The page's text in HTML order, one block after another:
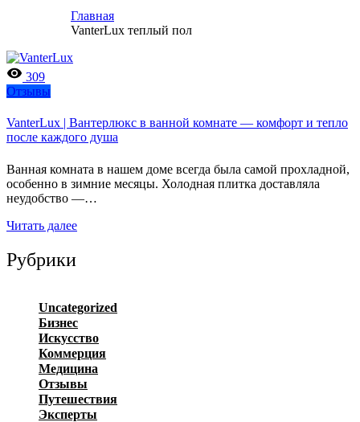
Главная
VanterLux теплый пол
309
Отзывы
VanterLux | Вантерлюкс в ванной комнате — комфорт и тепло
после каждого душа
Ванная комната в нашем доме всегда была самой прохладной,
особенно в зимние месяцы. Холодная плитка доставляла
неудобство —…
Читать далее
Рубрики
Uncategorized
Бизнес
Искусство
Коммерция
Медицина
Отзывы
Путешествия
Эксперты